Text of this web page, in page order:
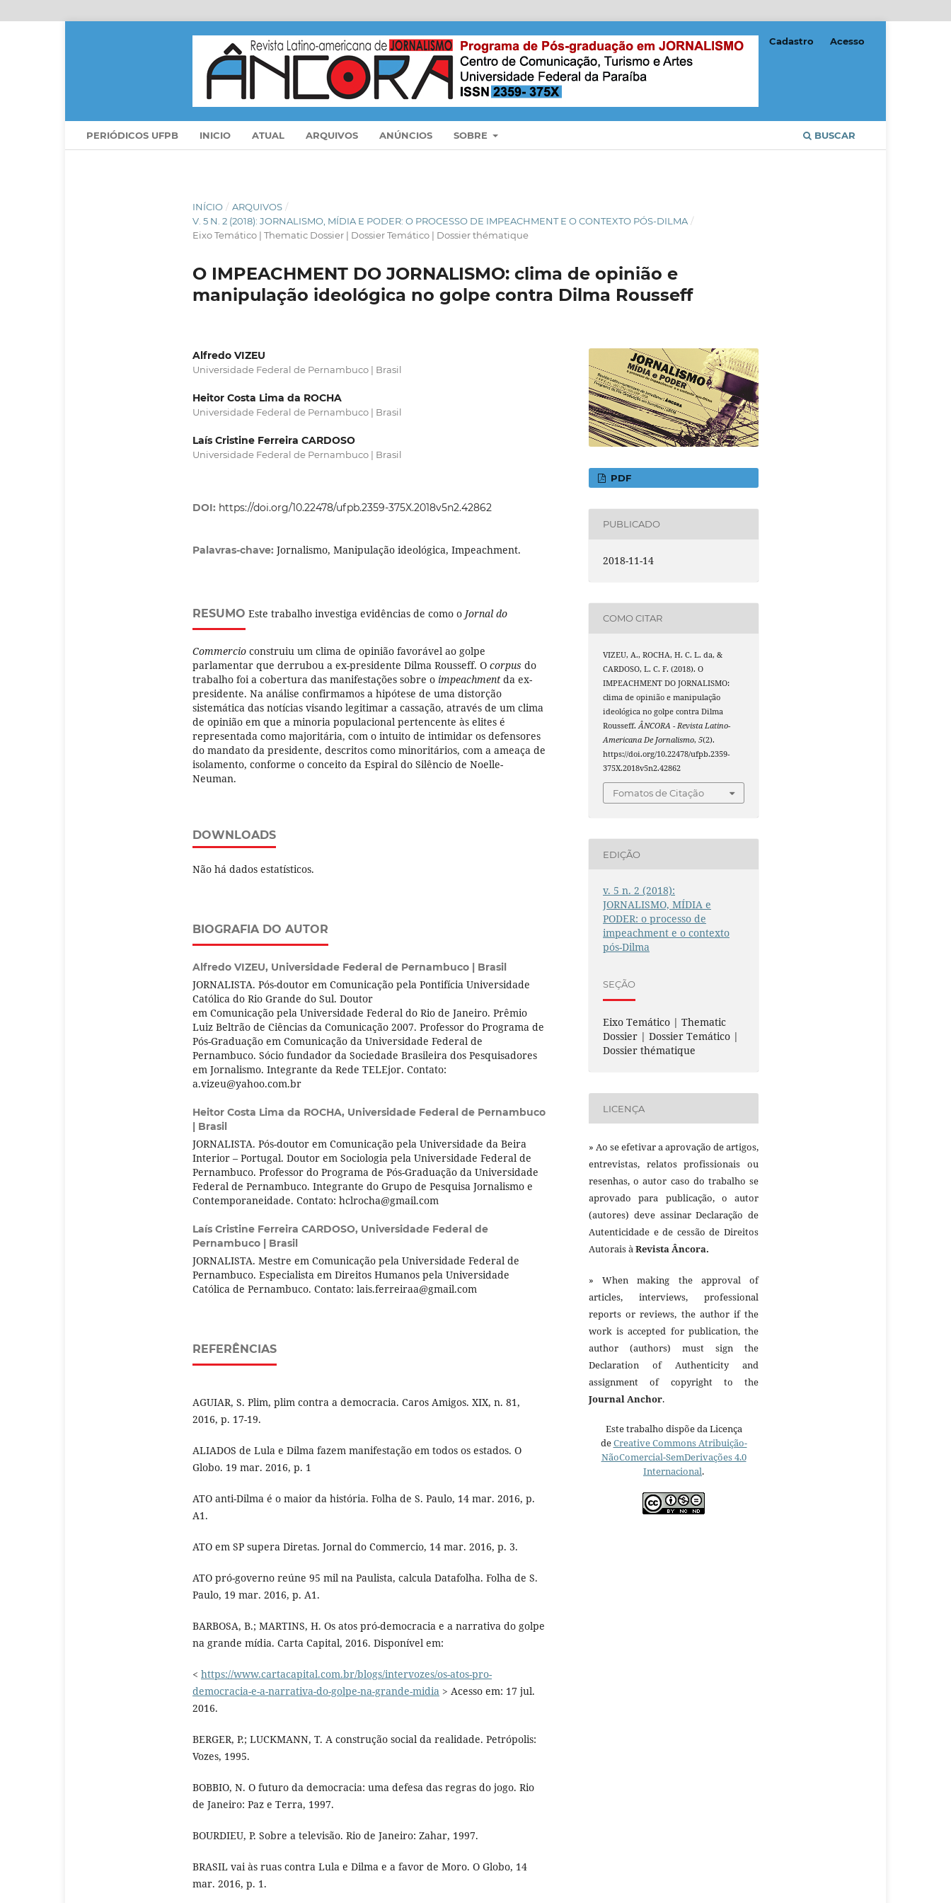
PERIÓDICOS UFPB INICIO ATUAL ARQUIVOS ANÚNCIOS SOBRE BUSCAR
Cadastro Acesso
INÍCIO / ARQUIVOS /
V. 5 N. 2 (2018): JORNALISMO, MÍDIA E PODER: O PROCESSO DE IMPEACHMENT E O CONTEXTO PÓS-DILMA /
Eixo Temático | Thematic Dossier | Dossier Temático | Dossier thématique
O IMPEACHMENT DO JORNALISMO: clima de opinião e
manipulação ideológica no golpe contra Dilma Rousseff
Alfredo VIZEU
Universidade Federal de Pernambuco | Brasil
Heitor Costa Lima da ROCHA
Universidade Federal de Pernambuco | Brasil
Laís Cristine Ferreira CARDOSO
Universidade Federal de Pernambuco | Brasil
DOI: https://doi.org/10.22478/ufpb.2359-375X.2018v5n2.42862
Palavras-chave: Jornalismo, Manipulação ideológica, Impeachment.
RESUMO Este trabalho investiga evidências de como o Jornal do
Commercio construiu um clima de opinião favorável ao golpe
parlamentar que derrubou a ex-presidente Dilma Rousseff. O corpus do
trabalho foi a cobertura das manifestações sobre o impeachment da ex-
presidente. Na análise confirmamos a hipótese de uma distorção
sistemática das notícias visando legitimar a cassação, através de um clima
de opinião em que a minoria populacional pertencente às elites é
representada como majoritária, com o intuito de intimidar os defensores
do mandato da presidente, descritos como minoritários, com a ameaça de
isolamento, conforme o conceito da Espiral do Silêncio de Noelle-
Neuman.
DOWNLOADS
Não há dados estatísticos.
BIOGRAFIA DO AUTOR
Alfredo VIZEU, Universidade Federal de Pernambuco | Brasil
JORNALISTA. Pós-doutor em Comunicação pela Pontifícia Universidade
Católica do Rio Grande do Sul. Doutor
em Comunicação pela Universidade Federal do Rio de Janeiro. Prêmio
Luiz Beltrão de Ciências da Comunicação 2007. Professor do Programa de
Pós-Graduação em Comunicação da Universidade Federal de
Pernambuco. Sócio fundador da Sociedade Brasileira dos Pesquisadores
em Jornalismo. Integrante da Rede TELEjor. Contato:
a.vizeu@yahoo.com.br
Heitor Costa Lima da ROCHA, Universidade Federal de Pernambuco
| Brasil
JORNALISTA. Pós-doutor em Comunicação pela Universidade da Beira
Interior – Portugal. Doutor em Sociologia pela Universidade Federal de
Pernambuco. Professor do Programa de Pós-Graduação da Universidade
Federal de Pernambuco. Integrante do Grupo de Pesquisa Jornalismo e
Contemporaneidade. Contato: hclrocha@gmail.com
Laís Cristine Ferreira CARDOSO, Universidade Federal de
Pernambuco | Brasil
JORNALISTA. Mestre em Comunicação pela Universidade Federal de
Pernambuco. Especialista em Direitos Humanos pela Universidade
Católica de Pernambuco. Contato: lais.ferreiraa@gmail.com
REFERÊNCIAS
AGUIAR, S. Plim, plim contra a democracia. Caros Amigos. XIX, n. 81,
2016, p. 17-19.
ALIADOS de Lula e Dilma fazem manifestação em todos os estados. O
Globo. 19 mar. 2016, p. 1
ATO anti-Dilma é o maior da história. Folha de S. Paulo, 14 mar. 2016, p.
A1.
ATO em SP supera Diretas. Jornal do Commercio, 14 mar. 2016, p. 3.
ATO pró-governo reúne 95 mil na Paulista, calcula Datafolha. Folha de S.
Paulo, 19 mar. 2016, p. A1.
BARBOSA, B.; MARTINS, H. Os atos pró-democracia e a narrativa do golpe
na grande mídia. Carta Capital, 2016. Disponível em:
< https://www.cartacapital.com.br/blogs/intervozes/os-atos-pro-
democracia-e-a-narrativa-do-golpe-na-grande-midia > Acesso em: 17 jul.
2016.
BERGER, P.; LUCKMANN, T. A construção social da realidade. Petrópolis:
Vozes, 1995.
BOBBIO, N. O futuro da democracia: uma defesa das regras do jogo. Rio
de Janeiro: Paz e Terra, 1997.
BOURDIEU, P. Sobre a televisão. Rio de Janeiro: Zahar, 1997.
BRASIL vai às ruas contra Lula e Dilma e a favor de Moro. O Globo, 14
mar. 2016, p. 1.
PDF
PUBLICADO
2018-11-14
COMO CITAR
VIZEU, A., ROCHA, H. C. L. da, &
CARDOSO, L. C. F. (2018). O
IMPEACHMENT DO JORNALISMO:
clima de opinião e manipulação
ideológica no golpe contra Dilma
Rousseff.ÂNCORA - Revista Latino-
Americana De Jornalismo,5(2).
https://doi.org/10.22478/ufpb.2359-
375X.2018v5n2.42862
Fomatos de Citação
EDIÇÃO
v. 5 n. 2 (2018):
JORNALISMO, MÍDIA e
PODER: o processo de
impeachment e o contexto
pós-Dilma
SEÇÃO
Eixo Temático | Thematic
Dossier | Dossier Temático |
Dossier thématique
LICENÇA
» Ao se efetivar a aprovação de artigos,
entrevistas, relatos profissionais ou
resenhas, o autor caso do trabalho se
aprovado para publicação, o autor
(autores) deve assinar Declaração de
Autenticidade e de cessão de Direitos
Autorais à Revista Âncora.
» When making the approval of
articles, interviews, professional
reports or reviews, the author if the
work is accepted for publication, the
author (authors) must sign the
Declaration of Authenticity and
assignment of copyright to the
Journal Anchor.
Este trabalho dispõe da Licença
deCreative Commons Atribuição-
NãoComercial-SemDerivações 4.0
Internacional.